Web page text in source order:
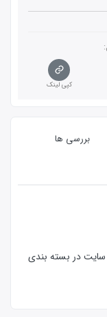
کپی لینک
بررسی ها
سایت در بسته بندی